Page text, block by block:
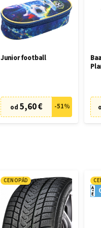
Junior football
od 5,60 € -51%
CENOPÁD
A
E